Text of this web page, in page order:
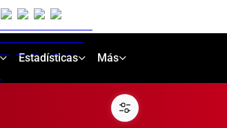
Estadísticas Más